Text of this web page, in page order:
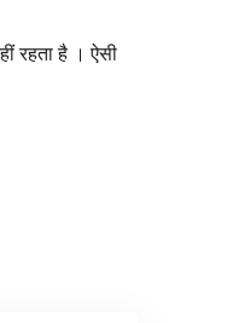
रहता है । ऐसी